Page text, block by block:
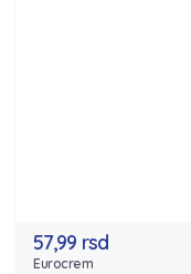
57,99 rsd
Eurocrem